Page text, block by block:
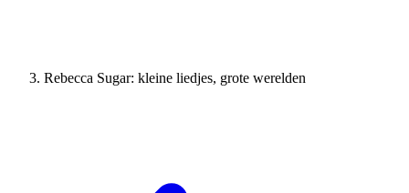
Rebecca Sugar: kleine liedjes, grote werelden